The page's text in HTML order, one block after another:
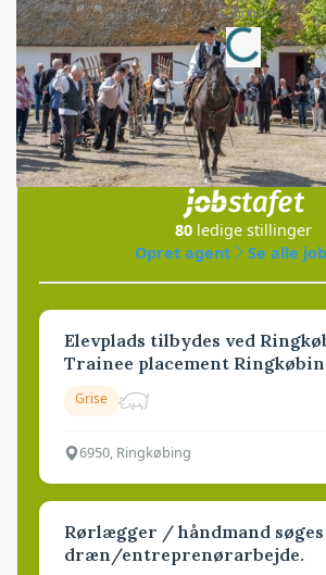
Annonce
Loading...
Jobs
i samarbejde med
80 ledige stillinger
Opret agent
Se alle
Elevplads tilbydes ved
Trainee placement
Grise
6950, Ringkøbing
Rørlægger / håndmand
dræn/entreprenørarbejde.